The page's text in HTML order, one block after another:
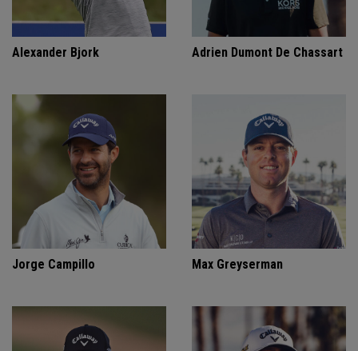
Alexander Bjork Adrien Dumont De Chassart
Jorge Campillo Max Greyserman